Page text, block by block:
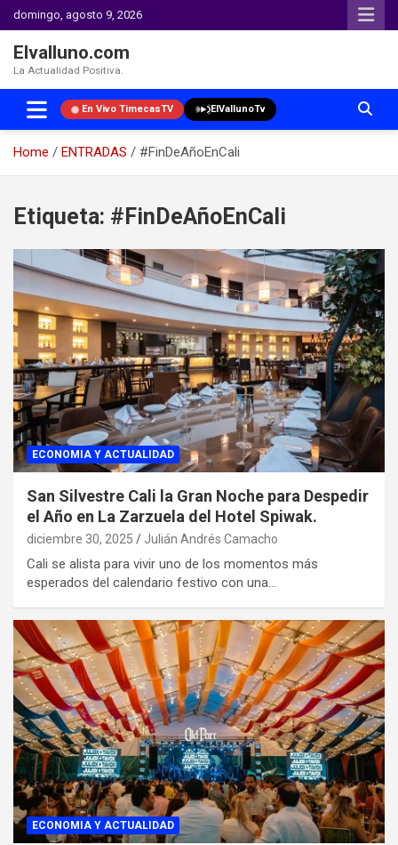
domingo, agosto 9, 2026
Elvalluno.com
La Actualidad Positiva.
En Vivo TimecasTV ElVallunoTv
Home ENTRADAS
#FinDeAñoEnCali
content
Etiqueta: #FinDeAñoEnCali
ECONOMIA Y ACTUALIDAD
San Silvestre Cali la Gran Noche para Despedir
el Año en La Zarzuela del Hotel Spiwak.
diciembre 30, 2025 Julián Andrés Camacho
Cali se alista para vivir uno de los momentos más
esperados del calendario festivo con una…
ECONOMIA Y ACTUALIDAD